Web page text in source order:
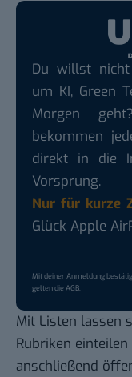
Du willst
um KI, Green
Morgen
bekommen
direkt in die
Vorsprung.
Nur für kurze
Glück Apple
Mit deiner Anmeldung
gelten dieAGB.
Mit Listen lassen
Rubriken
anschließend